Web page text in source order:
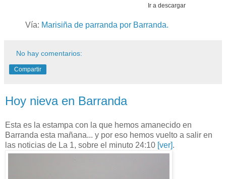
Ir a descargar
Vía: Marisiña de parranda por Barranda.
No hay comentarios:
Compartir
Hoy nieva en Barranda
Esta es la estampa con la que hemos amanecido en
Barranda esta mañana... y por eso hemos vuelto a salir en
las noticias de La 1, sobre el minuto 24:10 [ver].